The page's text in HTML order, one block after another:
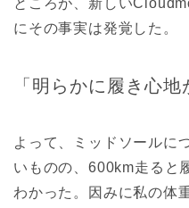
にその事実は発覚した。
「明らかに履き心地
よって、ミッドソールに
いものの、600km走ると
わかった。因みに私の体